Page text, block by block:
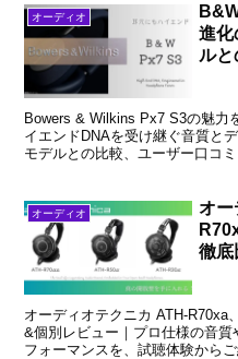
オーディオ
進化
ル
Bowers & Wilkins Px7 S3の魅力
イエンドDNAを受け継ぐ音質と
モデルとの比較、ユーザー口コ
オーディオ
オー
徹底
オーディオテクニカ ATH-R70xa
&個別レビュー｜プロ仕様の音
フォーマンスを、試聴体験から